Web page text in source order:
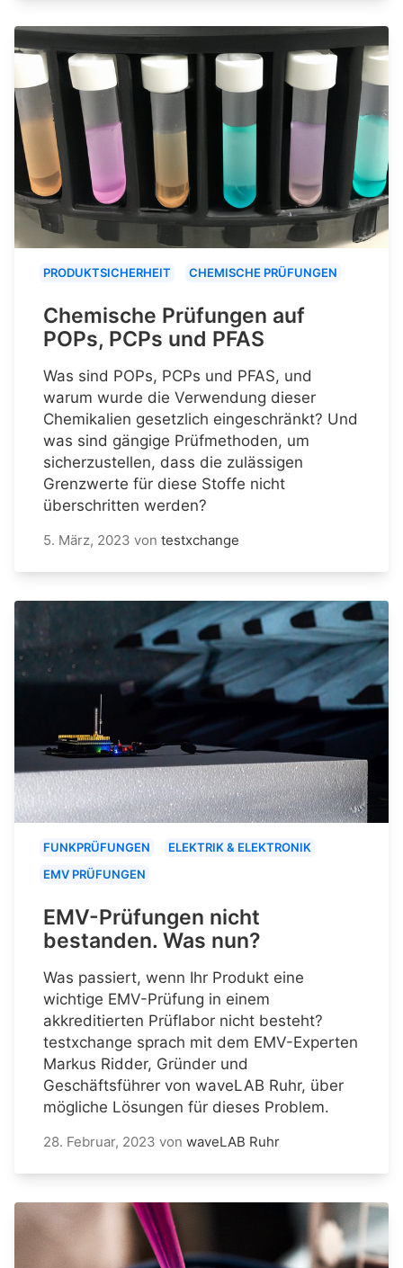
PRODUKTSICHERHEIT CHEMISCHE PRÜFUNGEN
Chemische Prüfungen auf
POPs, PCPs und PFAS
Was sind POPs, PCPs und PFAS, und
warum wurde die Verwendung dieser
Chemikalien gesetzlich eingeschränkt? Und
was sind gängige Prüfmethoden, um
sicherzustellen, dass die zulässigen
Grenzwerte für diese Stoffe nicht
überschritten werden?
5. März, 2023 von testxchange
FUNKPRÜFUNGEN
ELEKTRIK & ELEKTRONIK
EMV PRÜFUNGEN
EMV-Prüfungen nicht
bestanden. Was nun?
Was passiert, wenn Ihr Produkt eine
wichtige EMV-Prüfung in einem
akkreditierten Prüflabor nicht besteht?
testxchange sprach mit dem EMV-Experten
Markus Ridder, Gründer und
Geschäftsführer von waveLAB Ruhr, über
mögliche Lösungen für dieses Problem.
28. Februar, 2023 von waveLAB Ruhr